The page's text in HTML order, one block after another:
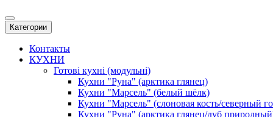
Категории
Контакты
КУХНИ
Готові кухні (модульні)
Кухни "Руна" (арктика глянец)
Кухни "Марсель" (белый шёлк)
Кухни "Марсель" (слоновая кость/северный
Кухни "Руна" (арктика глянец/дуб